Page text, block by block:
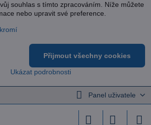
Panel uživatele
souhlas s tímto zpracováním. Níže můžete
nebo upravit své preference.
Ukázat podrobnosti
Přijmout všechny cookies